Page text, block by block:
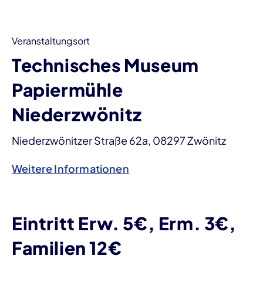
Veranstaltungsort
Technisches Museum
Papiermühle
Niederzwönitz
Niederzwönitzer Straße 62a, 08297 Zwönitz
Weitere Informationen
Eintritt Erw. 5€, Erm. 3€,
Familien 12€